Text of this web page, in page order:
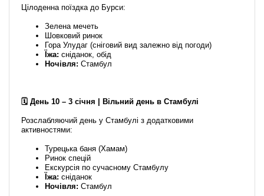
Цілоденна поїздка до Бурси:
Зелена мечеть
Шовковий ринок
Гора Улудаг (сніговий вид залежно від погоди)
Їжа: сніданок, обід
Ночівля: Стамбул
🗓️ День 10 – 3 січня | Вільний день в Стамбулі
Розслабляючий день у Стамбулі з додатковими
активностями:
Турецька баня (Хамам)
Ринок спецій
Екскурсія по сучасному Стамбулу
Їжа: сніданок
Ночівля: Стамбул